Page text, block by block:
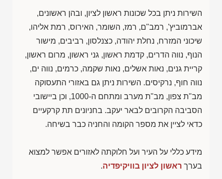
השירות ניתן בכל שכונות ראשון לציון, ובהן ראשונים,
אברמוביץ', רמב"ם, רמז, השומר, האירוס, רמת אליהו,
שיכוני המזרח, נחלת יהודה, כצנלסון, רביבים, מישור
הנוף, נווה הדרים, קדמת ראשון, גני ראשון, מרום ראשון,
קריית גנים, נאות אשלים, נאות שקמה, כרמים, נווה ים,
נווה חוף, נרקיסים. השירות ניתן גם באזורי התעסוקה
מב"ת צפון, מב"ת מערב ומתחם ה-1000, וכן ביישובי
הסביבה הקרובים לבאר יעקב. בחניונים תת קרקעיים
כדאי לציין את מספר הקומה והחניה כבר בשיחה.
מידע כללי על העיר ועל חלוקתה לאזורים אפשר למצוא
בערך ראשון לציון בוויקיפדיה.